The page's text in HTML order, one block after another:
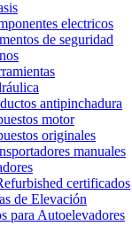
electricos
de seguridad
antipinchadura
motor
originales
manuales
certificados
de Elevación
para Autoelevadores